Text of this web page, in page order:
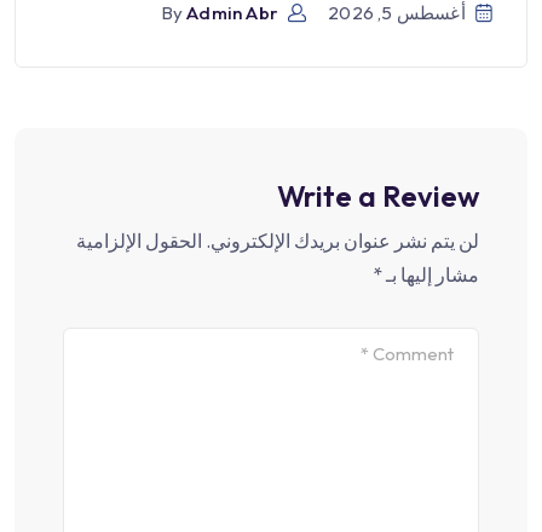
أغسطس 5, 2026 ByAdmin Abr
Write a Review
لن يتم نشر عنوان بريدك الإلكتروني. الحقول الإلزامية
مشار إليها بـ*